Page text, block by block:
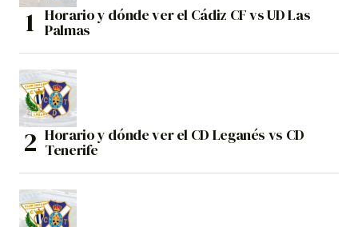
Horario y dónde ver el Cádiz CF vs UD Las
Palmas
Horario y dónde ver el CD Leganés vs CD
Tenerife